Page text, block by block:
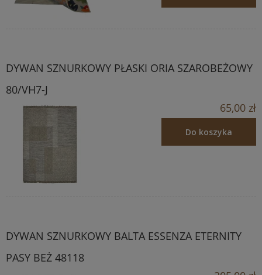
DYWAN SZNURKOWY PŁASKI ORIA SZAROBEŻOWY
80/VH7-J
65,00 zł
Do koszyka
DYWAN SZNURKOWY BALTA ESSENZA ETERNITY
PASY BEŻ 48118